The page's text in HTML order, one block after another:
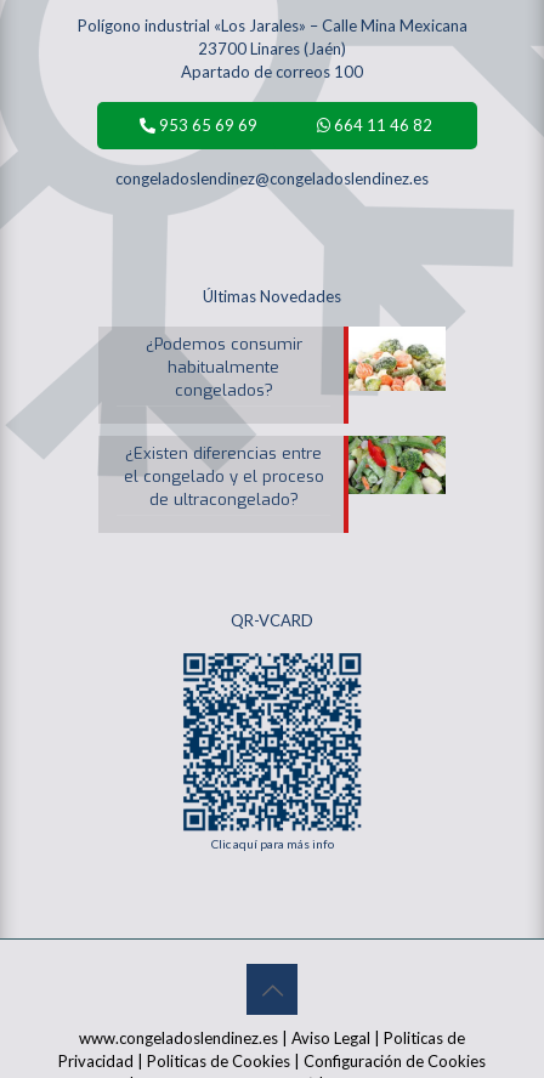
Polígono industrial «Los Jarales» – Calle Mina Mexicana
23700 Linares (Jaén)
Apartado de correos 100
953 65 69 69 664 11 46 82
congeladoslendinez@congeladoslendinez.es
Últimas Novedades
¿Podemos consumir
habitualmente
congelados?
¿Existen diferencias entre
el congelado y el proceso
de ultracongelado?
QR-VCARD
Clic aquí para más info
www.congeladoslendinez.es | Aviso Legal
Politicas de
Privacidad
Politicas de Cookies
Configuración de Cookies